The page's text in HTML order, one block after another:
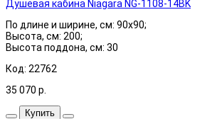
Душевая кабина Niagara NG-1108-14BK
По длине и ширине, см: 90x90;
Высота, см: 200;
Высота поддона, см: 30
Код: 22762
35 070 р.
Купить